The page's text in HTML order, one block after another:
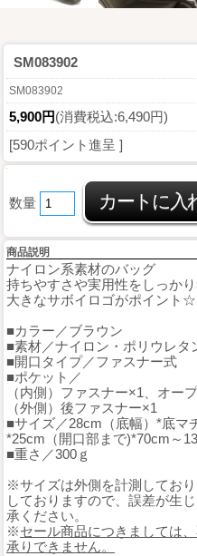
SM083902
SM083902
5,900円(消費税込:6,490円)
[590ポイント進呈 ]
数量
商品説明
ナイロン系素材のバッグ
持ちやすさや実用性をしっか
大きなサボイロゴがポイント☆
■カラー／ブラウン
■素材／ナイロン・ポリウレタ
■開口タイプ／ファスナー式
■ポケット／
（内側）ファスナー×1、オー
（外側）後ファスナー×1
■サイズ／28cm（底幅）*底マ
*25cm（開口部まで)*70cm～
■重さ／300ｇ
※サイズは外側を計測してお
しておりますので、誤差が生
承ください。
※セール商品につきましては
承りできません。